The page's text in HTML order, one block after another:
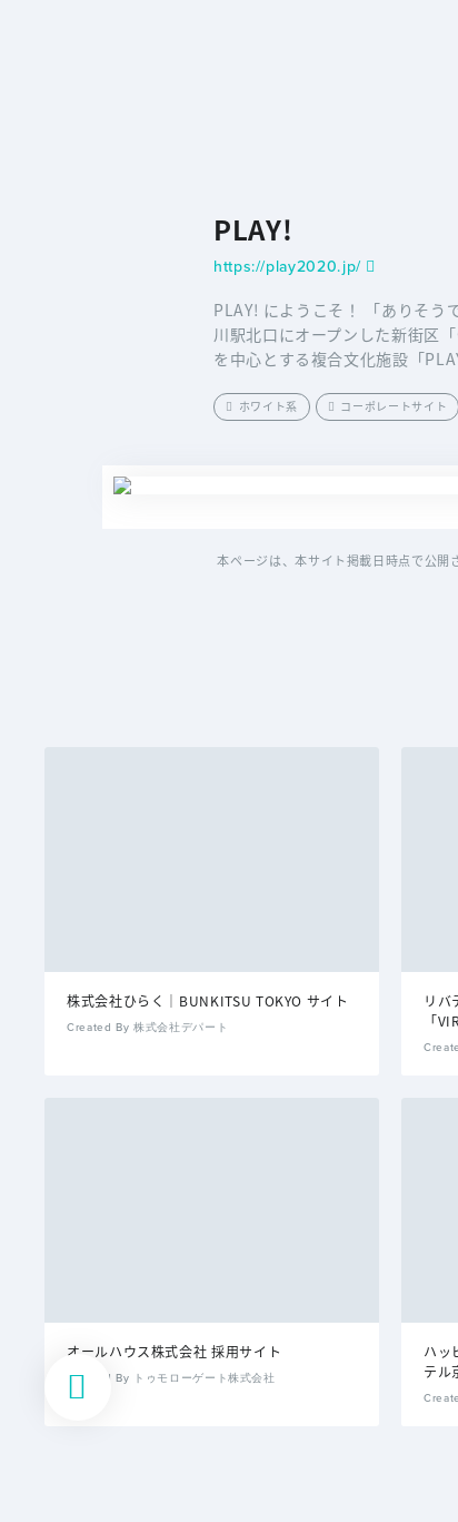
PLAY!
https://play2020.jp/
PLAY! にようこそ！ 「ありそう
川駅北口にオープンした新街区
を中心とする複合文化施設「
ホワイト系 コーポレートサイト
本ページは、本サイト掲載日時点で公開
株式会社ひらく｜BUNKITSU TOKYO サイト
Created By 株式会社デパート
リバ
「
オールハウス株式会社 採用サイト
Created By トゥモローゲート株式会社
ハッ
テル